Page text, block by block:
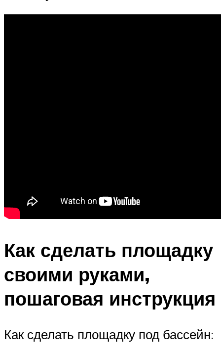
Как сделать площадку
своими руками,
пошаговая инструкция
Как сделать площадку под бассейн: